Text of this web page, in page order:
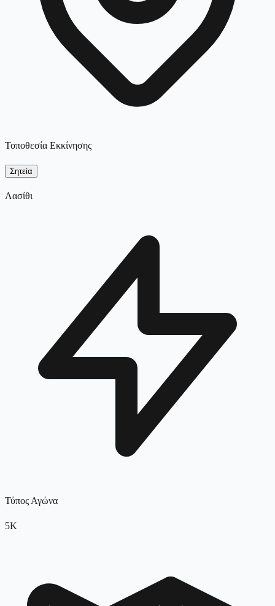
Τοποθεσία Εκκίνησης
Σητεία
Λασίθι
Τύπος Αγώνα
5K